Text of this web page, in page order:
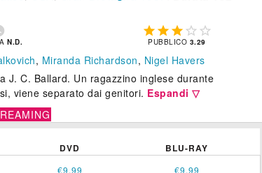
N.D.
    
PUBBLICO 3.29
, Miranda Richardson, Nigel Havers
J. C. Ballard. Un ragazzino inglese durante
viene separato dai genitori. Espandi ▽
DVD BLU-RAY
€9,99 €9,99